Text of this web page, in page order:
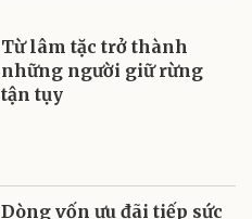
Từ lâm tặc trở thành
những người giữ rừng
tận tụy
Dòng vốn ưu đãi tiếp sức